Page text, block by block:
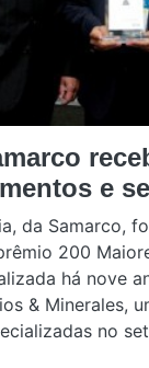
e
da Samarco,
200
há nove
& Minerales,
no